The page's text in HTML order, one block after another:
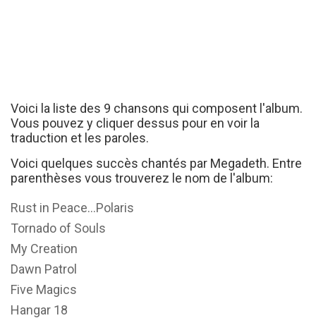
Voici la liste des 9 chansons qui composent l'album.
Vous pouvez y cliquer dessus pour en voir la
traduction et les paroles.
Voici quelques succès chantés par Megadeth. Entre
parenthèses vous trouverez le nom de l'album:
Rust in Peace...Polaris
Tornado of Souls
My Creation
Dawn Patrol
Five Magics
Hangar 18